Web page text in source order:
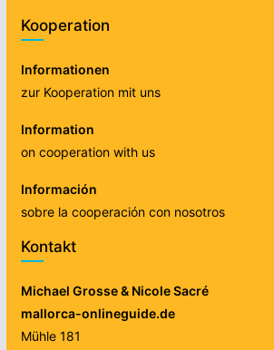
Kooperation
Informationen
zur Kooperation mit uns
Information
on cooperation with us
Información
sobre la cooperación con nosotros
Kontakt
Michael Grosse & Nicole Sacré
mallorca-onlineguide.de
Mühle 181